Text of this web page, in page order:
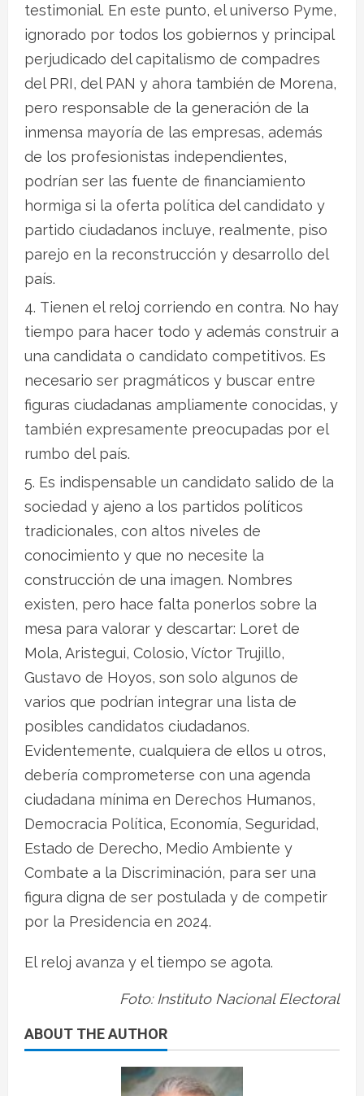
testimonial. En este punto, el universo Pyme,
ignorado por todos los gobiernos y principal
perjudicado del capitalismo de compadres
del PRI, del PAN y ahora también de Morena,
pero responsable de la generación de la
inmensa mayoría de las empresas, además
de los profesionistas independientes,
podrían ser las fuente de financiamiento
hormiga si la oferta política del candidato y
partido ciudadanos incluye, realmente, piso
parejo en la reconstrucción y desarrollo del
país.
Tienen el reloj corriendo en contra. No hay
tiempo para hacer todo y además construir a
una candidata o candidato competitivos. Es
necesario ser pragmáticos y buscar entre
figuras ciudadanas ampliamente conocidas, y
también expresamente preocupadas por el
rumbo del país.
Es indispensable un candidato salido de la
sociedad y ajeno a los partidos políticos
tradicionales, con altos niveles de
conocimiento y que no necesite la
construcción de una imagen. Nombres
existen, pero hace falta ponerlos sobre la
mesa para valorar y descartar: Loret de
Mola, Aristegui, Colosio, Víctor Trujillo,
Gustavo de Hoyos, son solo algunos de
varios que podrían integrar una lista de
posibles candidatos ciudadanos.
Evidentemente, cualquiera de ellos u otros,
debería comprometerse con una agenda
ciudadana mínima en Derechos Humanos,
Democracia Política, Economía, Seguridad,
Estado de Derecho, Medio Ambiente y
Combate a la Discriminación, para ser una
figura digna de ser postulada y de competir
por la Presidencia en 2024.
El reloj avanza y el tiempo se agota.
Foto: Instituto Nacional Electoral
ABOUT THE AUTHOR